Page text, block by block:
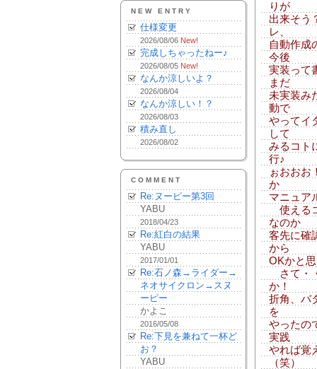
NEW ENTRY
仕様変更
2026/08/06 New!
完成しちゃったねー♪
2026/08/05 New!
なんか涼しいよ？
2026/08/04
なんか涼しい！？
2026/08/03
積み直し
2026/08/02
COMMENT
Re:ヌーピー第3回
YABU
2018/04/23
Re:紅白の結果
YABU
2017/01/01
Re:石ノ森→ライダー→
ネオサイクロン→スヌ
ーピー
かよこ
2016/05/08
Re:下見を兼ねて一杯ど
お？
YABU
りが
出来そう
レ、
自動作成
今後
実装って
まだ
未実装み
動で
やってイ
して
みるコト
行♪
ぉおおお
か
マニュア
使える
なのか
客先に確
から
OKかと
さて・
か！
折角、バ
を
やったの
実践
やれば覚
（笑）